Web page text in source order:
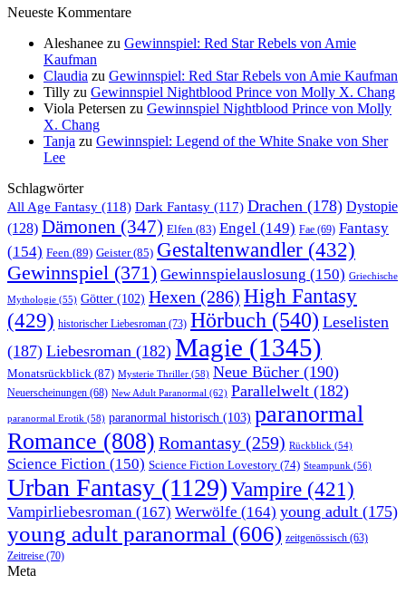
Neueste Kommentare
Aleshanee zu Gewinnspiel: Red Star Rebels von Amie
Kaufman
Claudia zu Gewinnspiel: Red Star Rebels von Amie Kaufman
Tilly zu Gewinnspiel Nightblood Prince von Molly X. Chang
Viola Petersen zu Gewinnspiel Nightblood Prince von Molly
X. Chang
Tanja zu Gewinnspiel: Legend of the White Snake von Sher
Lee
Schlagwörter
All Age Fantasy (118) Dark Fantasy (117) Drachen (178) Dystopie
(128) Dämonen (347) Elfen (83) Engel (149) Fae (69) Fantasy
(154) Feen (89) Geister(85) Gestaltenwandler (432)
Gewinnspiel (371) Gewinnspielauslosung (150) Griechische
Mythologie (55) Götter (102) Hexen (286) High Fantasy
(429) historischer Liebesroman (73) Hörbuch (540) Leselisten
(187) Liebesroman (182) Magie (1345)
Monatsrückblick (87) Mysterie Thriller (58) Neue Bücher (190)
Neuerscheinungen (68) New Adult Paranormal (62) Parallelwelt (182)
paranormal Erotik (58) paranormal historisch (103) paranormal
Romance (808) Romantasy (259) Rückblick (54)
Science Fiction (150) Science Fiction Lovestory (74) Steampunk (56)
Urban Fantasy (1129) Vampire (421)
Vampirliebesroman (167) Werwölfe (164) young adult (175)
young adult paranormal (606) zeitgenössisch (63)
Zeitreise (70)
Meta